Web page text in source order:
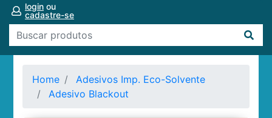
login ou
cadastre-se
Home
Adesivos Imp. Eco-Solvente
Adesivo Blackout